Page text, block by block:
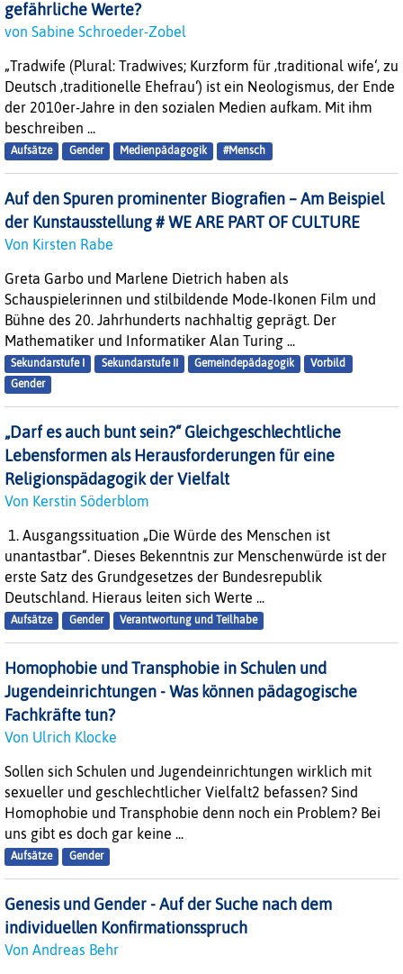
gefährliche Werte?
von Sabine Schroeder-Zobel
„Tradwife (Plural: Tradwives; Kurzform für ‚traditional wife‘, zu
Deutsch ‚traditionelle Ehefrau‘) ist ein Neologismus, der Ende
der 2010er-Jahre in den sozialen Medien aufkam. Mit ihm
beschreiben ...
Aufsätze Gender Medienpädagogik #Mensch
Auf den Spuren prominenter Biografien – Am Beispiel
der Kunstausstellung # WE ARE PART OF CULTURE
Von Kirsten Rabe
Greta Garbo und Marlene Dietrich haben als
Schauspielerinnen und stilbildende Mode-Ikonen Film und
Bühne des 20. Jahrhunderts nachhaltig geprägt. Der
Mathematiker und Informatiker Alan Turing ...
Sekundarstufe I Sekundarstufe II Gemeindepädagogik
Vorbild
Gender
„Darf es auch bunt sein?“ Gleichgeschlechtliche
Lebensformen als Herausforderungen für eine
Religionspädagogik der Vielfalt
Von Kerstin Söderblom
1. Ausgangssituation „Die Würde des Menschen ist
unantastbar“. Dieses Bekenntnis zur Menschenwürde ist der
erste Satz des Grundgesetzes der Bundesrepublik
Deutschland. Hieraus leiten sich Werte ...
Aufsätze Gender Verantwortung und Teilhabe
Homophobie und Transphobie in Schulen und
Jugendeinrichtungen - Was können pädagogische
Fachkräfte tun?
Von Ulrich Klocke
Sollen sich Schulen und Jugendeinrichtungen wirklich mit
sexueller und geschlechtlicher Vielfalt2 befassen? Sind
Homophobie und Transphobie denn noch ein Problem? Bei
uns gibt es doch gar keine ...
Aufsätze Gender
Genesis und Gender - Auf der Suche nach dem
individuellen Konfirmationsspruch
Von Andreas Behr